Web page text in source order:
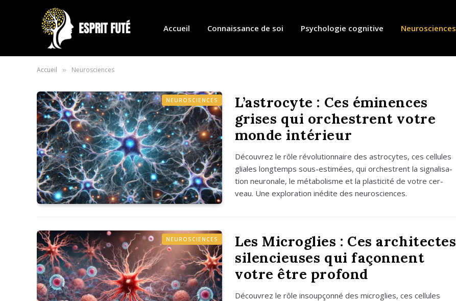
Accueil Connaissance de soi Psychologie cognitive Neurosciences
Accueil » Neurosciences
NEUROSCIENCES
L’astrocyte : Ces éminences
grises qui orchestrent votre
monde intérieur
Décou­vrez le rôle révo­lu­tion­naire des astro­cytes, ces cel­lules
gliales long­temps sous-esti­mées, qui orchestrent la signa­li­sa­
tion neu­ro­nale, le méta­bo­lisme et la plas­ti­ci­té de votre cer­
veau. Une explo­ra­tion inédite des neu­ros­ciences.
NEUROSCIENCES
Les Microglies : Ces architectes
silencieuses qui façonnent
votre être profond
Décou­vrez le rôle insoup­çon­né des micro­glies, ces cel­lules